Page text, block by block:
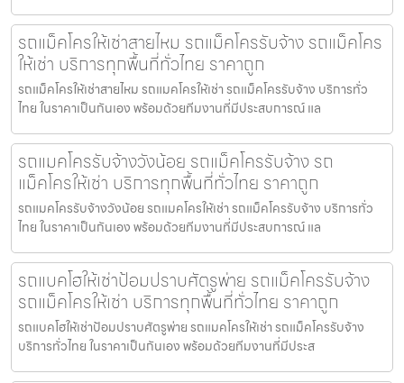
รถแม็คโครให้เช่าสายไหม รถแม็คโครรับจ้าง รถแม็คโคร
ให้เช่า บริการทุกพื้นที่ทั่วไทย ราคาถูก
รถแม็คโครให้เช่าสายไหม รถแมคโครให้เช่า รถแม็คโครรับจ้าง บริการทั่ว
ไทย ในราคาเป็นกันเอง พร้อมด้วยทีมงานที่มีประสบการณ์ แล
รถแมคโครรับจ้างวังน้อย รถแม็คโครรับจ้าง รถ
แม็คโครให้เช่า บริการทุกพื้นที่ทั่วไทย ราคาถูก
รถแมคโครรับจ้างวังน้อย รถแมคโครให้เช่า รถแม็คโครรับจ้าง บริการทั่ว
ไทย ในราคาเป็นกันเอง พร้อมด้วยทีมงานที่มีประสบการณ์ แล
รถแบคโฮให้เช่าป้อมปราบศัตรูพ่าย รถแม็คโครรับจ้าง
รถแม็คโครให้เช่า บริการทุกพื้นที่ทั่วไทย ราคาถูก
รถแบคโฮให้เช่าป้อมปราบศัตรูพ่าย รถแมคโครให้เช่า รถแม็คโครรับจ้าง
บริการทั่วไทย ในราคาเป็นกันเอง พร้อมด้วยทีมงานที่มีประส